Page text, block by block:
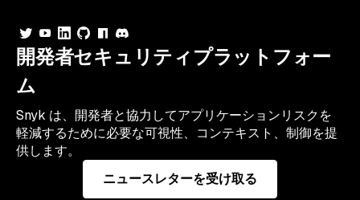
開発者セキュリティプラットフォー
ム
Snyk は、開発者と協力してアプリケーションリスクを
軽減するために必要な可視性、コンテキスト、制御を提
供します。
ニュースレターを受け取る